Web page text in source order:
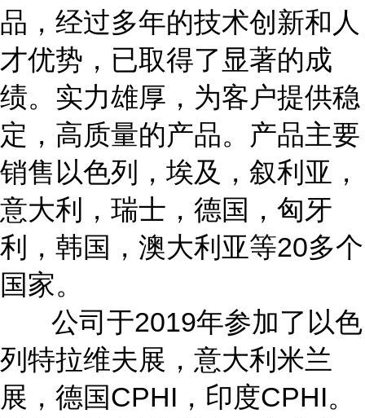
品，经过多年的技术创新和人
才优势，已取得了显著的成
绩。实力雄厚，为客户提供稳
定，高质量的产品。产品主要
销售以色列，埃及，叙利亚，
意大利，瑞士，德国，匈牙
利，韩国，澳大利亚等20多个
国家。
公司于2019年参加了以色
列特拉维夫展，意大利米兰
展，德国CPHI，印度CPHI。